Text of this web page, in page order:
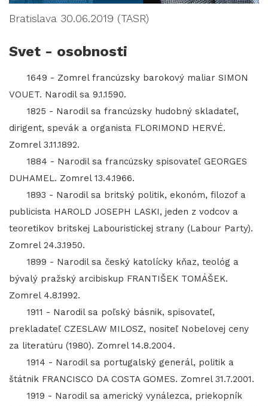
Bratislava 30.06.2019 (TASR)
Svet - osobnosti
1649 - Zomrel francúzsky barokový maliar SIMON
VOUET. Narodil sa 9.1.1590.
1825 - Narodil sa francúzsky hudobný skladateľ,
dirigent, spevák a organista FLORIMOND HERVÉ.
Zomrel 3.11.1892.
1884 - Narodil sa francúzsky spisovateľ GEORGES
DUHAMEL. Zomrel 13.4.1966.
1893 - Narodil sa britský politik, ekonóm, filozof a
publicista HAROLD JOSEPH LASKI, jeden z vodcov a
teoretikov britskej Labouristickej strany (Labour Party).
Zomrel 24.3.1950.
1899 - Narodil sa český katolícky kňaz, teológ a
bývalý pražský arcibiskup FRANTIŠEK TOMÁŠEK.
Zomrel 4.8.1992.
1911 - Narodil sa poľský básnik, spisovateľ,
prekladateľ CZESLAW MILOSZ, nositeľ Nobelovej ceny
za literatúru (1980). Zomrel 14.8.2004.
1914 - Narodil sa portugalský generál, politik a
štátnik FRANCISCO DA COSTA GOMES. Zomrel 31.7.2001.
1919 - Narodil sa americký vynálezca, priekopník